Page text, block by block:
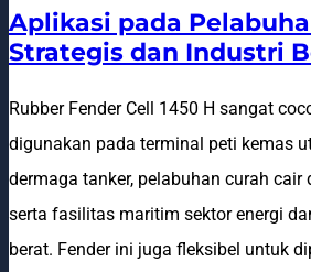
Aplikasi pada
Strategis dan Industri
Rubber Fender Cell 1450 H sangat
digunakan pada terminal peti kemas
dermaga tanker, pelabuhan curah cair
serta fasilitas maritim sektor energi
berat. Fender ini juga fleksibel untuk